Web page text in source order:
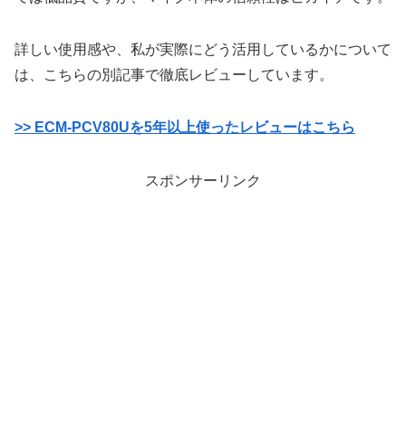
詳しい使用感や、私が実際にどう活用しているかについて
は、こちらの別記事で徹底レビューしています。
>> ECM-PCV80Uを5年以上使ったレビューはこちら
スポンサーリンク